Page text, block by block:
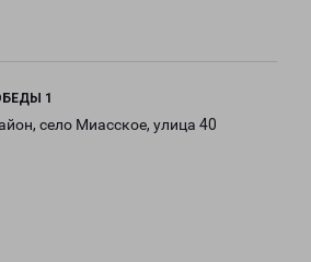
1
село Миасское, улица 40